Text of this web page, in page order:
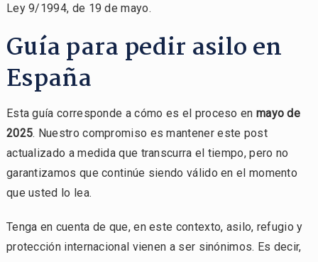
Ley 9/1994, de 19 de mayo.
Guía para pedir asilo en
España
Esta guía corresponde a cómo es el proceso en mayo de
2025. Nuestro compromiso es mantener este post
actualizado a medida que transcurra el tiempo, pero no
garantizamos que continúe siendo válido en el momento
que usted lo lea.
Tenga en cuenta de que, en este contexto, asilo, refugio y
protección internacional vienen a ser sinónimos. Es decir,